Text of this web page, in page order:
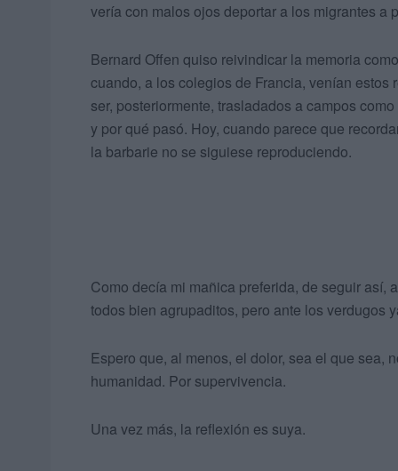
vería con malos ojos deportar a los migrantes a
Bernard Offen quiso reivindicar la memoria
cuando, a los colegios de Francia, venían estos
ser, posteriormente, trasladados a campos
y por qué pasó. Hoy, cuando parece que
la barbarie no se siguiese reproduciendo.
Como decía mi mañica preferida, de seguir así,
todos bien agrupaditos, pero ante los verdugos
Espero que, al menos, el dolor, sea el que sea,
humanidad. Por supervivencia.
Una vez más, la reflexión es suya.